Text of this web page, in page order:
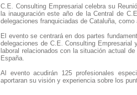
C.E. Consulting Empresarial celebra su
la inauguración este año de la Central de
delegaciones franquiciadas de Cataluña,
El evento se centrará en dos partes
delegaciones de C.E. Consulting
laboral relacionados con la situación actual
España.
Al evento acudirán 125 profesionales
aportaran su visión y experiencia sobre los